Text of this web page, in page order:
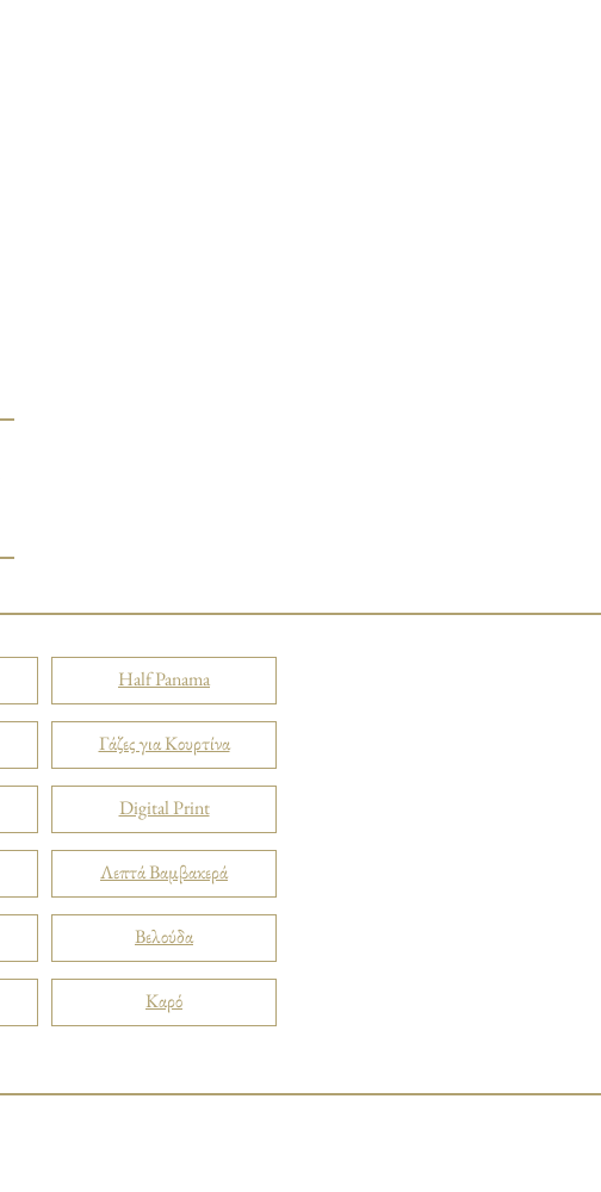
Half Panama
Γάζες για Κουρτίνα
Digital Print
Λεπτά Βαμβακερά
Βελούδα
Καρό